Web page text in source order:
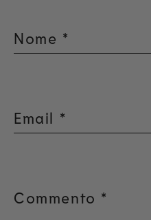
Nome *
Email *
Commento *